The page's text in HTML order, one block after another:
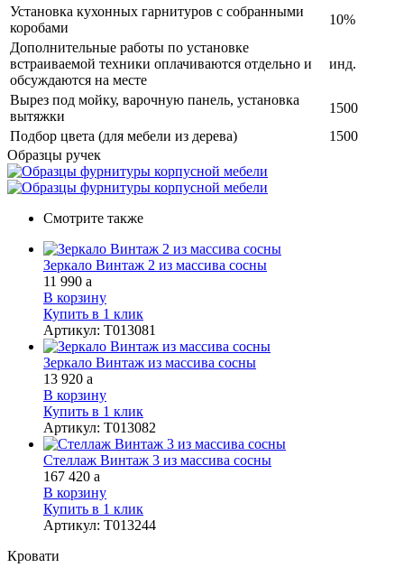
Установка кухонных гарнитуров с собранными
коробами
10%
Дополнительные работы по установке
встраиваемой техники оплачиваются отдельно и
обсуждаются на месте
инд.
Вырез под мойку, варочную панель, установка
вытяжки
1500
Подбор цвета (для мебели из дерева)
1500
Образцы ручек
Смотрите также
Зеркало Винтаж 2 из массива сосны
11 990 a
В корзину
Купить в 1 клик
Артикул: Т013081
Зеркало Винтаж из массива сосны
13 920 a
В корзину
Купить в 1 клик
Артикул: Т013082
Стеллаж Винтаж 3 из массива сосны
167 420 a
В корзину
Купить в 1 клик
Артикул: Т013244
Кровати